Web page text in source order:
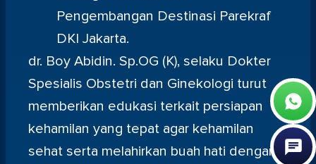
Pengembangan Destinasi Parekraf
DKI Jakarta.
dr. Boy Abidin. Sp.OG (K), selaku Dokter
Spesialis Obstetri dan Ginekologi turut
memberikan edukasi terkait persiapan
kehamilan yang tepat agar kehamilan
sehat serta melahirkan buah hati dengan